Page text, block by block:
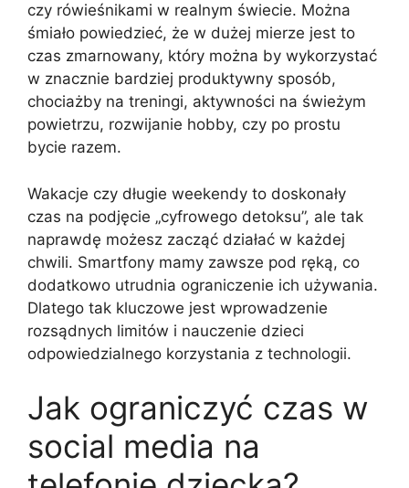
czy rówieśnikami w realnym świecie. Można
śmiało powiedzieć, że w dużej mierze jest to
czas zmarnowany, który można by wykorzystać
w znacznie bardziej produktywny sposób,
chociażby na treningi, aktywności na świeżym
powietrzu, rozwijanie hobby, czy po prostu
bycie razem.
Wakacje czy długie weekendy to doskonały
czas na podjęcie „cyfrowego detoksu”, ale tak
naprawdę możesz zacząć działać w każdej
chwili. Smartfony mamy zawsze pod ręką, co
dodatkowo utrudnia ograniczenie ich używania.
Dlatego tak kluczowe jest wprowadzenie
rozsądnych limitów i nauczenie dzieci
odpowiedzialnego korzystania z technologii.
Jak ograniczyć czas w
social media na